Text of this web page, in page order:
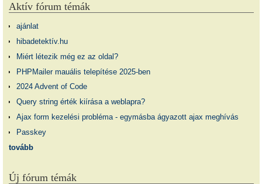
Aktív fórum témák
ajánlat
hibadetektív.hu
Miért létezik még ez az oldal?
PHPMailer mauális telepítése 2025-ben
2024 Advent of Code
Query string érték kiírása a weblapra?
Ajax form kezelési probléma - egymásba ágyazott ajax meghívás
Passkey
tovább
Új fórum témák